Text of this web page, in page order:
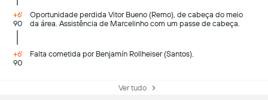
+6'
90
Oportunidade perdida Vitor Bueno (Remo), de cabeça do meio
da área. Assistência de Marcelinho com um passe de cabeça.
+6'
90
Falta cometida por Benjamín Rollheiser (Santos).
Ver tudo